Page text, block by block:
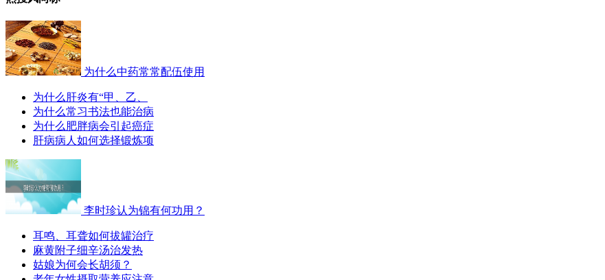
为什么中药常常配伍使用
为什么肝炎有“甲、乙、
为什么常习书法也能治病
为什么肥胖病会引起癌症
肝病病人如何选择锻炼项
李时珍认为锦有何功用？
耳鸣、耳聋如何拔罐治疗
麻黄附子细辛汤治发热
姑娘为何会长胡须？